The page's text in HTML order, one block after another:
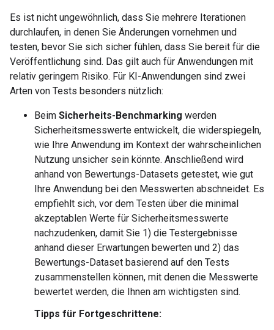
Es ist nicht ungewöhnlich, dass Sie mehrere Iterationen
durchlaufen, in denen Sie Änderungen vornehmen und
testen, bevor Sie sich sicher fühlen, dass Sie bereit für die
Veröffentlichung sind. Das gilt auch für Anwendungen mit
relativ geringem Risiko. Für KI-Anwendungen sind zwei
Arten von Tests besonders nützlich:
Beim Sicherheits-Benchmarking werden
Sicherheitsmesswerte entwickelt, die widerspiegeln,
wie Ihre Anwendung im Kontext der wahrscheinlichen
Nutzung unsicher sein könnte. Anschließend wird
anhand von Bewertungs-Datasets getestet, wie gut
Ihre Anwendung bei den Messwerten abschneidet. Es
empfiehlt sich, vor dem Testen über die minimal
akzeptablen Werte für Sicherheitsmesswerte
nachzudenken, damit Sie 1) die Testergebnisse
anhand dieser Erwartungen bewerten und 2) das
Bewertungs-Dataset basierend auf den Tests
zusammenstellen können, mit denen die Messwerte
bewertet werden, die Ihnen am wichtigsten sind.
Tipps für Fortgeschrittene: